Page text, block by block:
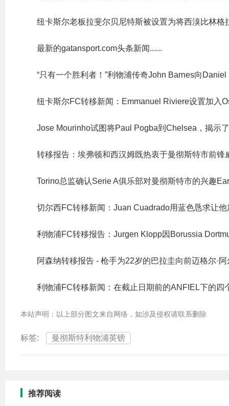
纽卡斯尔老板拉斐尔贝尼特斯被设置为将西溴比林
最新的gatansport.com头条新闻......
“只有一个胜利者！”利物浦传奇John Barnes向
纽卡斯尔FC转移新闻：Emmanuel Riviere设置加入
Jose Mourinho试图将Paul Pogba到Chelsea，揭示
转移报告：埃弗顿和西汉姆既热衷于曼彻斯特市前锋
Torino总监确认Serie A俱乐部对曼彻斯特市的兴趣
切尔西FC转移新闻：Juan Cuadrado用蓝色恳求让
利物浦FC转移报告：Jurgen Klopp因Borussia
阿森纳转移报告 - 枪手为22岁的巴拉圭向前迈格尔·
利物浦FC转移新闻：在截止日期前的ANFIEL下的四
本站声明：以上部分图文来自网络，如涉及侵权请联系删除
标签: 曼彻斯特利物浦英镑
推荐阅读